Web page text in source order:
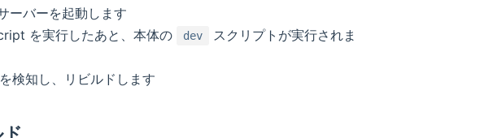
ーバーを起動します
を実行したあと、本体の dev
スクリプトが実行されま
検知し、リビルドします